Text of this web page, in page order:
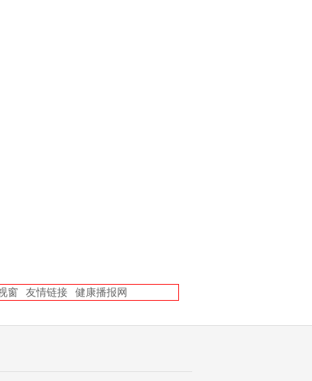
窗 友情链接 健康播报网